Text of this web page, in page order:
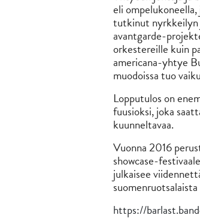
eli
tutkinut nyrkkeilyn
avantgarde-
orkestereille kuin
americana-yhtye
muodoissa tuo
Lopputulos on
fuusioksi, joka
kuunneltavaa.
Vuonna 2016
showcase-
julkaisee
https://